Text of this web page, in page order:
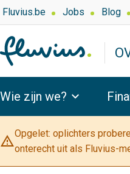
Overslaan
en
naar
de
inhoud
gaan
Top
navigation
Over
Fluvius
Fluvius.be Jobs Blog
Wie zijn we?
warning_amber
Opgelet: oplichters
onterecht uit als Fluvius-